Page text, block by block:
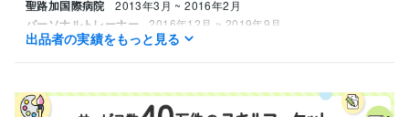
聖路加国際病院 2013年3月 ~ 2016年2月
パーソナルトレーナー 2016年12月 ~ 2019年9月
資格・検定
出品者の実績をもっと見る